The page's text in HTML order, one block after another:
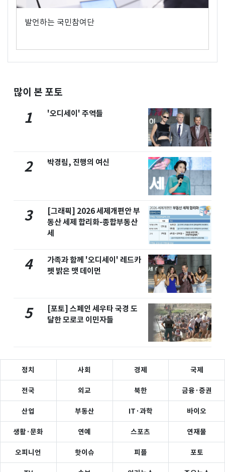
발언하는 국민참여단
많이 본 포토
1 '오디세이' 주역들
2 박경림, 진행의 여신
3
[그래픽] 2026 세제개편안 부
동산 세제 합리화-종합부동산
세
4
가족과 함께 '오디세이' 레드카
펫 밝은 맷 데이먼
5
[포토] 스페인 세우타 국경 도
달한 모로코 이민자들
정치 사회 경제 국제
전국 외교 북한 금융·증권
산업 부동산 IT·과학 바이오
생활·문화 연예 스포츠 연재물
오피니언 핫이슈 피플 포토